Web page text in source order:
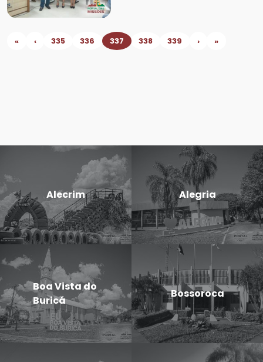
« ‹ 335 336 337 338 339 › »
Alecrim Alegria
Boa Vista do
Buricá
Bossoroca